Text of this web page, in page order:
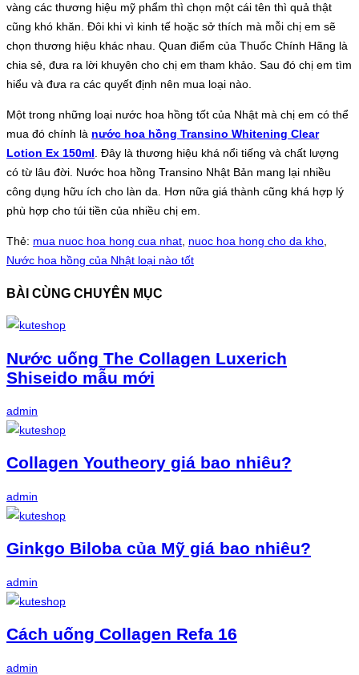
vàng các thương hiệu mỹ phẩm thì chọn một cái tên thì quả thật
cũng khó khăn. Đôi khi vì kinh tế hoặc sở thích mà mỗi chị em sẽ
chọn thương hiệu khác nhau. Quan điểm của Thuốc Chính Hãng là
chia sẻ, đưa ra lời khuyên cho chị em tham khảo. Sau đó chị em tìm
hiểu và đưa ra các quyết định nên mua loại nào.
Một trong những loại nước hoa hồng tốt của Nhật mà chị em có thể
mua đó chính là nước hoa hồng Transino Whitening Clear
Lotion Ex 150ml. Đây là thương hiệu khá nổi tiếng và chất lượng
có từ lâu đời. Nước hoa hồng Transino Nhật Bản mang lại nhiều
công dụng hữu ích cho làn da. Hơn nữa giá thành cũng khá hợp lý
phù hợp cho túi tiền của nhiều chị em.
Thẻ: mua nuoc hoa hong cua nhat, nuoc hoa hong cho da kho,
Nước hoa hồng của Nhật loại nào tốt
BÀI CÙNG CHUYÊN MỤC
Nước uống The Collagen Luxerich
Shiseido mẫu mới
admin
Collagen Youtheory giá bao nhiêu?
admin
Ginkgo Biloba của Mỹ giá bao nhiêu?
admin
Cách uống Collagen Refa 16
admin